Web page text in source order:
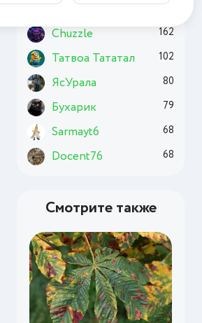
Комсомолец 174
Chuzzle 162
Татвоа Тататал 102
ЯсУрала 80
Бухарик 79
Sarmayt6 68
Docent76 68
Смотрите также